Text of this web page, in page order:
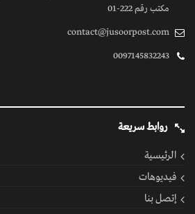
مكتب رقم 222-01
contact@jusoorpost.com
0097145832243
روابط سريعة
الرئيسية
فيديوهات
إتصل بنا